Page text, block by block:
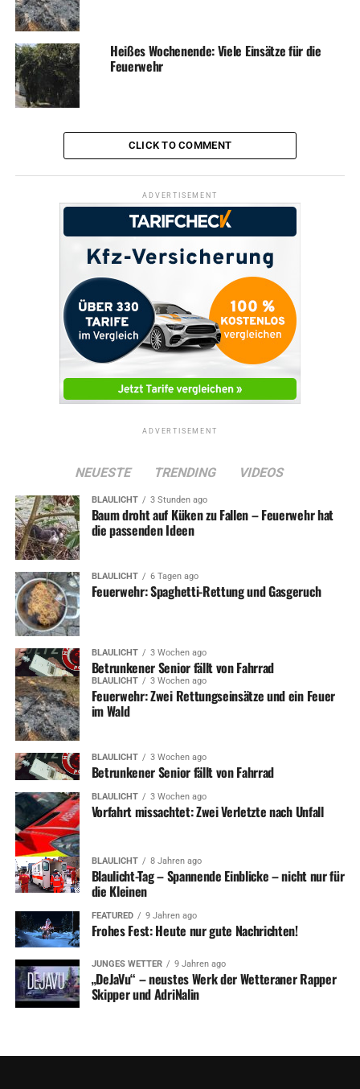
Heißes Wochenende: Viele Einsätze für die
Feuerwehr
CLICK TO COMMENT
ADVERTISEMENT
ADVERTISEMENT
NEUESTE TRENDING VIDEOS
BLAULICHT 3 Stunden ago
Baum droht auf Küken zu Fallen – Feuerwehr hat
die passenden Ideen
BLAULICHT 6 Tagen ago
Feuerwehr: Spaghetti-Rettung und Gasgeruch
BLAULICHT 3 Wochen ago
Betrunkener Senior fällt von Fahrrad
BLAULICHT 3 Wochen ago
Feuerwehr: Zwei Rettungseinsätze und ein Feuer
im Wald
BLAULICHT 3 Wochen ago
Betrunkener Senior fällt von Fahrrad
BLAULICHT 3 Wochen ago
Vorfahrt missachtet: Zwei Verletzte nach Unfall
BLAULICHT 8 Jahren ago
Blaulicht-Tag – Spannende Einblicke – nicht nur für
die Kleinen
FEATURED 9 Jahren ago
Frohes Fest: Heute nur gute Nachrichten!
JUNGES WETTER 9 Jahren ago
„DeJaVu“ – neustes Werk der Wetteraner Rapper
Skipper und AdriNalin